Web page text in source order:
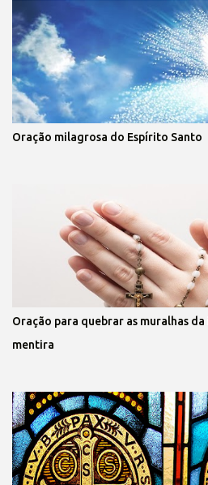
Oração milagrosa do Espírito Santo
Oração para quebrar as muralhas
mentira